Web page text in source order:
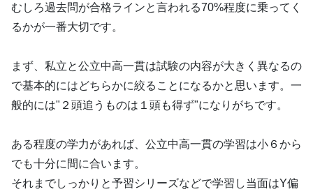
むしろ過去問が合格ラインと言われる70%程度に乗ってく
るかが一番大切です。
まず、私立と公立中高一貫は試験の内容が大きく異なるの
で基本的にはどちらかに絞ることになるかと思います。一
般的には"２頭追うものは１頭も得ず"になりがちです。
ある程度の学力があれば、公立中高一貫の学習は小６から
でも十分に間に合います。
それまでしっかりと予習シリーズなどで学習し当面はY偏